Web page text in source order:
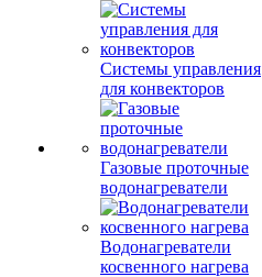
Системы управления
для конвекторов
Газовые проточные
водонагреватели
Водонагреватели
косвенного нагрева